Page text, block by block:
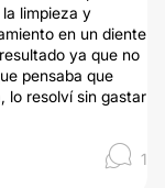
limpieza y
en un diente
ya que no
pensaba que
lo resolví sin gastar
1